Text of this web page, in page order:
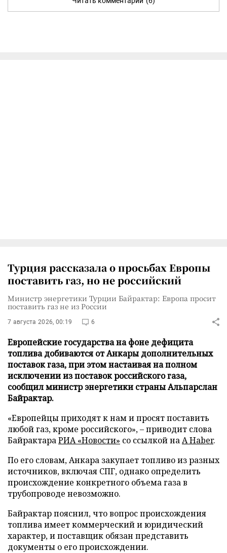
Турция рассказала о просьбах Европы
поставить газ, но не российский
Министр энергетики Турции Байрактар: Европа просит
поставить газ не из России
7 августа 2026, 00:19 6
Европейские государства на фоне дефицита
топлива добиваются от Анкары дополнительных
поставок газа, при этом настаивая на полном
исключении из поставок российского газа,
сообщил министр энергетики страны Альпарслан
Байрактар.
«Европейцы приходят к нам и просят поставить
любой газ, кроме российского», – приводит слова
БайрактараРИА «Новости» со ссылкой наA Haber.
По его словам, Анкара закупает топливо из разных
источников, включая СПГ, однако определить
происхождение конкретного объема газа в
трубопроводе невозможно.
Байрактар пояснил, что вопрос происхождения
топлива имеет коммерческий и юридический
характер, и поставщик обязан представить
документы о его происхождении.